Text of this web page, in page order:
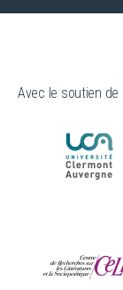
Avec le soutien de